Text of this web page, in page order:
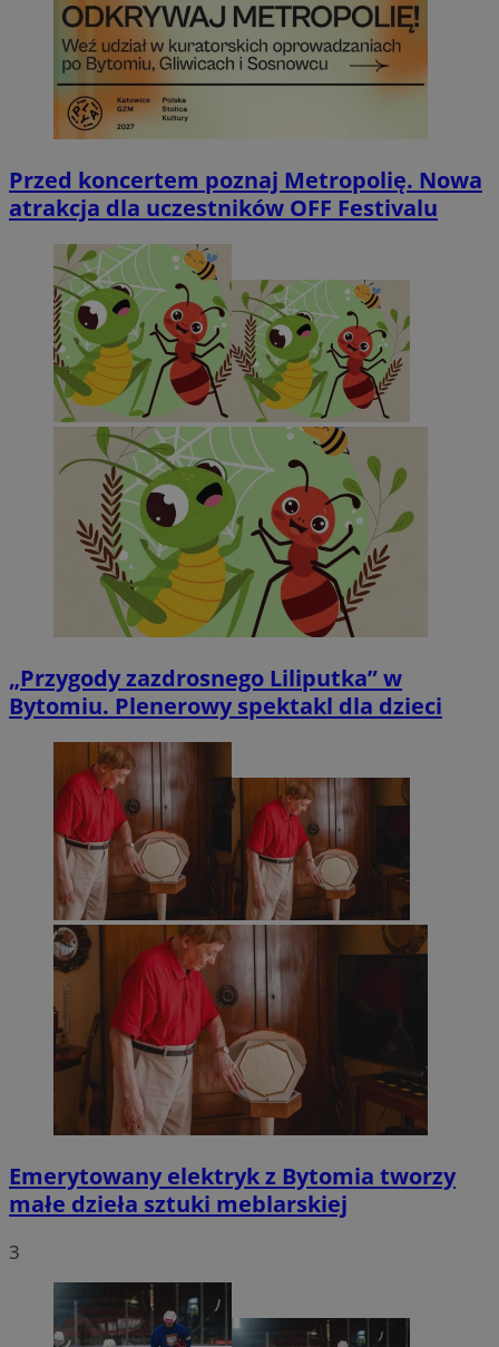
Przed koncertem poznaj Metropolię. Nowa
atrakcja dla uczestników OFF Festivalu
„Przygody zazdrosnego Liliputka” w
Bytomiu. Plenerowy spektakl dla dzieci
Emerytowany elektryk z Bytomia tworzy
małe dzieła sztuki meblarskiej
3